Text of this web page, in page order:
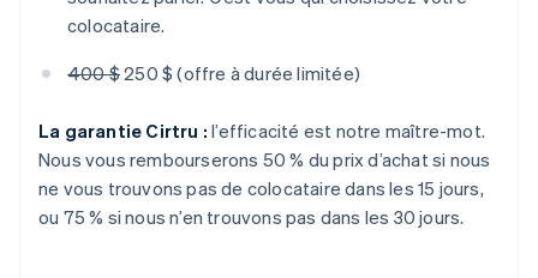
colocataire.
400 $250 $ (offre à durée limitée)
La garantie Cirtru : l’efficacité est notre maître-mot.
Nous vous rembourserons 50 % du prix d’achat si nous
ne vous trouvons pas de colocataire dans les 15 jours,
ou 75 % si nous n’en trouvons pas dans les 30 jours.